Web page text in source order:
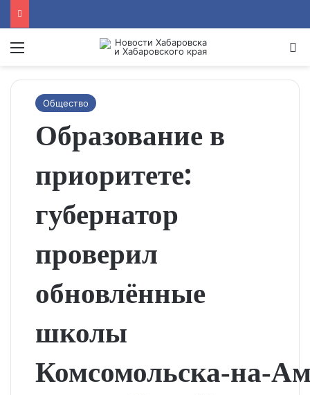
Menu
Общество
Образование в
приоритете:
губернатор
проверил
обновлённые
школы